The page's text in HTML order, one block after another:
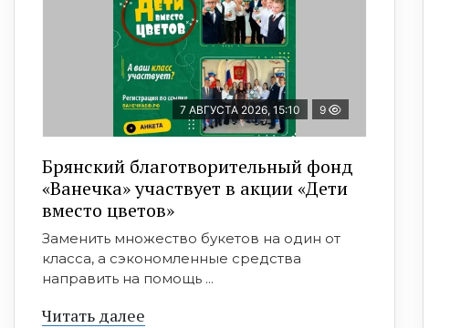
7 АВГУСТА 2026, 15:10 9
Брянский благотворительный фонд
«Ванечка» участвует в акции «Дети
вместо цветов»
Заменить множество букетов на один от
класса, а сэкономленные средства
направить на помощь ...
Читать далее